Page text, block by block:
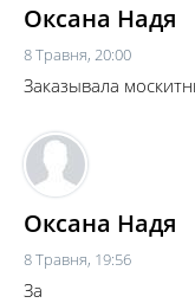
Оксана Надя
8 Травня, 20:00
Заказывала
Оксана Надя
8 Травня, 19:56
За